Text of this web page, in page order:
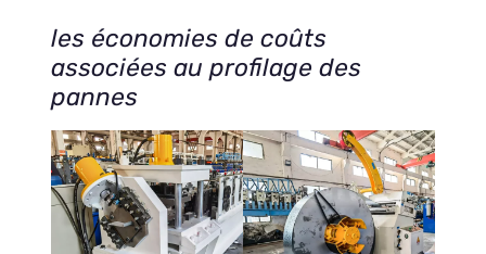
les économies de coûts
associées au profilage des
pannes